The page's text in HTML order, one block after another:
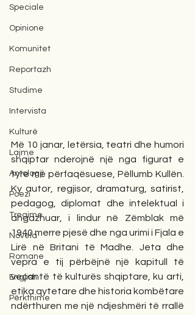
Speciale
Opinione
Komunitet
Reportazh
Studime
Intervista
Kulturë
Lajme
Antologji
Poezi
Tregime
Novela
Romane
English
Përkthime
Më 10 janar, letërsia, teatri dhe humori
shqiptar nderojnë një nga figurat e
tyre më përfaqësuese, Pëllumb Kullën.
Ky autor, regjisor, dramaturg, satirist,
pedagog, diplomat dhe intelektual i
angazhuar, i lindur në Zëmblak më
1940 merre pjesë dhe nga urimi i Fjala e
Lirë në Britani të Madhe. Jeta dhe
vepra e tij përbëjnë një kapitull të
veçantë të kulturës shqiptare, ku arti,
etika qytetare dhe historia kombëtare
ndërthuren me një ndjeshmëri të rrallë